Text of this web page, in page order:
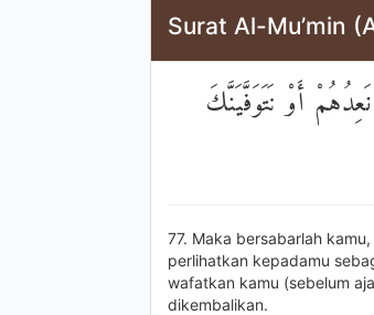
Surat Al-Mu’min
أَوْ نَتَوَفَّيَنَّكَ
77. Maka bersabarlah
perlihatkan kepadamu
wafatkan kamu (sebelum
dikembalikan.